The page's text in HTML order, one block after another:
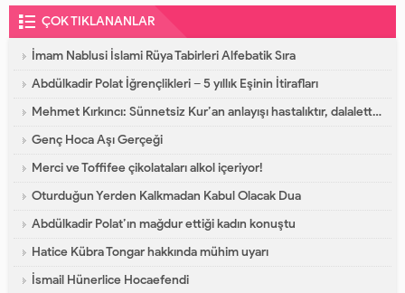
ÇOK TIKLANANLAR
İmam Nablusi İslami Rüya Tabirleri Alfebatik Sıra
Abdülkadir Polat İğrençlikleri – 5 yıllık Eşinin İtirafları
Mehmet Kırkıncı: Sünnetsiz Kur’an anlayışı hastalıktır, dalalettir!
Genç Hoca Aşı Gerçeği
Merci ve Toffifee çikolataları alkol içeriyor!
Oturduğun Yerden Kalkmadan Kabul Olacak Dua
Abdülkadir Polat’ın mağdur ettiği kadın konuştu
Hatice Kübra Tongar hakkında mühim uyarı
İsmail Hünerlice Hocaefendi